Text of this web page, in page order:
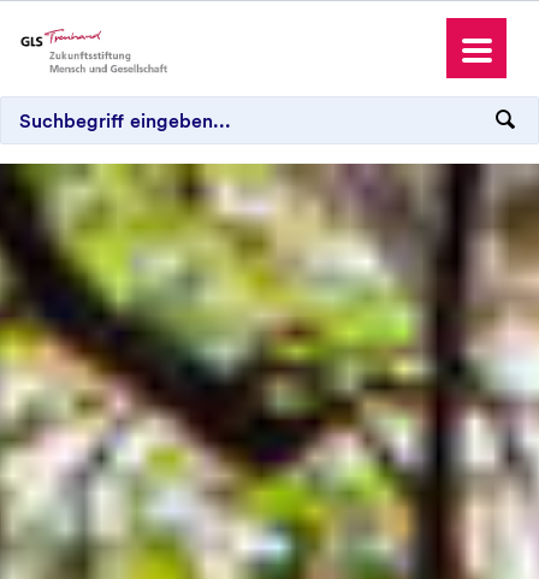
Über die Stiftung
Unterstützen
Förderprojekte
Initiative ergreifen